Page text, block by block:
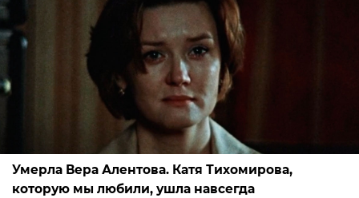
Умерла Вера Алентова. Катя Тихомирова,
которую мы любили, ушла навсегда